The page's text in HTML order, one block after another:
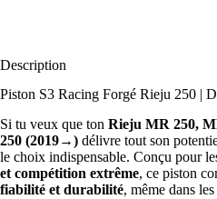
Description
Piston S3 Racing Forgé Rieju 250 |
Si tu veux que ton Rieju MR 250,
250 (2019→) délivre tout son
le choix indispensable. Conçu pour
et compétition extrême, ce piston
fiabilité et durabilité, même dans